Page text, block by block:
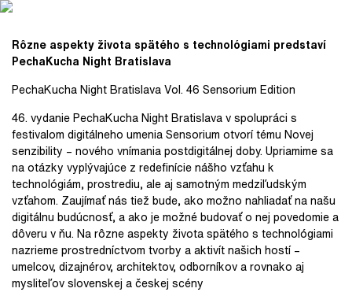
Rôzne aspekty života spätého s technológiami predstaví
PechaKucha Night Bratislava
PechaKucha Night Bratislava Vol. 46 Sensorium Edition
46. vydanie PechaKucha Night Bratislava v spolupráci s
festivalom digitálneho umenia Sensorium otvorí tému Novej
senzibility – nového vnímania postdigitálnej doby. Upriamime sa
na otázky vyplývajúce z redefinície nášho vzťahu k
technológiám, prostrediu, ale aj samotným medziľudským
vzťahom. Zaujímať nás tiež bude, ako možno nahliadať na našu
digitálnu budúcnosť, a ako je možné budovať o nej povedomie a
dôveru v ňu. Na rôzne aspekty života spätého s technológiami
nazrieme prostredníctvom tvorby a aktivít našich hostí –
umelcov, dizajnérov, architektov, odborníkov a rovnako aj
mysliteľov slovenskej a českej scény